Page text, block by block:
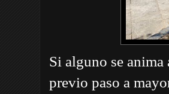
Si alguno se
previo paso a